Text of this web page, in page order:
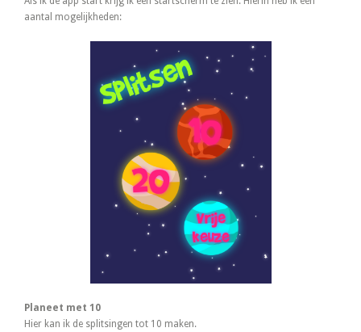
aantal mogelijkheden:
Planeet met 10
Hier kan ik de splitsingen tot 10 maken.